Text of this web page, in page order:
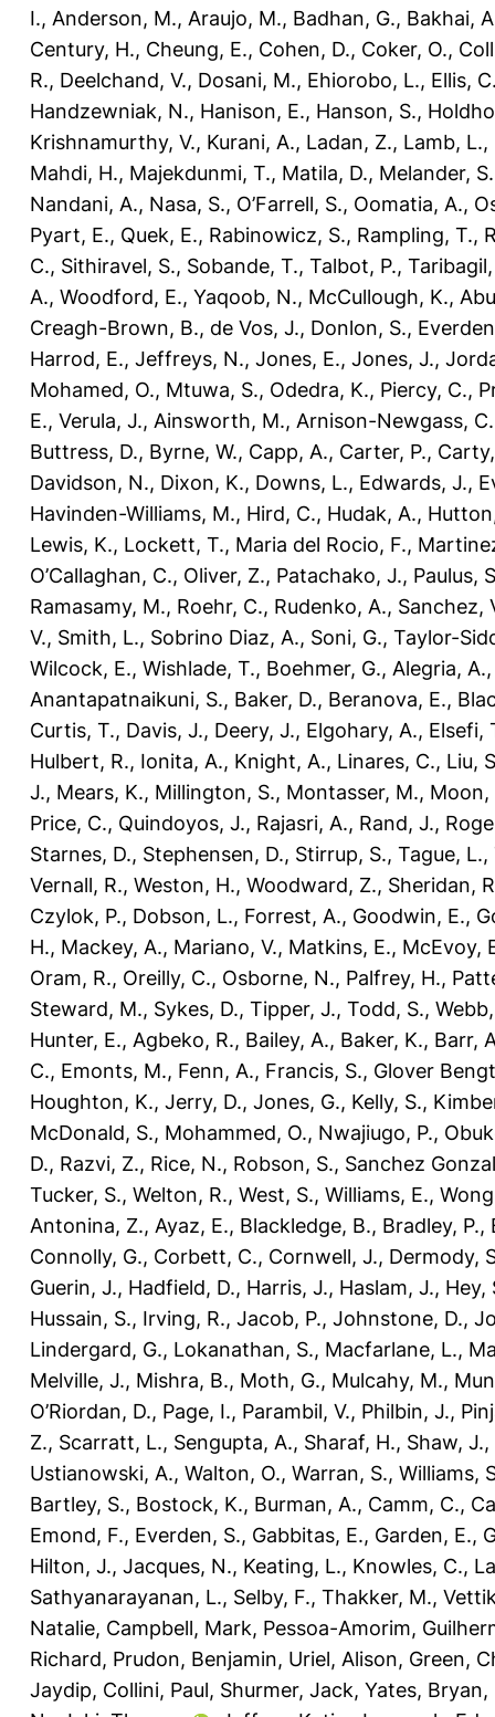
I., Anderson, M., Araujo, M., Badhan, G., Bakhai,
Century, H., Cheung, E., Cohen, D., Coker, O.,
R., Deelchand, V., Dosani, M., Ehiorobo, L., Ellis,
Handzewniak, N., Hanison, E., Hanson, S.,
Krishnamurthy, V., Kurani, A., Ladan, Z., Lamb, L.,
Mahdi, H., Majekdunmi, T., Matila, D., Melander, S.
Nandani, A., Nasa, S., O’Farrell, S., Oomatia, A.,
Pyart, E., Quek, E., Rabinowicz, S., Rampling, T.,
C., Sithiravel, S., Sobande, T., Talbot, P., Taribagil,
A., Woodford, E., Yaqoob, N., McCullough, K.,
Creagh-Brown, B., de Vos, J., Donlon, S.,
Harrod, E., Jeffreys, N., Jones, E., Jones, J.,
Mohamed, O., Mtuwa, S., Odedra, K., Piercy, C.,
E., Verula, J., Ainsworth, M., Arnison-Newgass, C.
Buttress, D., Byrne, W., Capp, A., Carter, P.,
Davidson, N., Dixon, K., Downs, L., Edwards, J.,
Havinden-Williams, M., Hird, C., Hudak, A.,
Lewis, K., Lockett, T., Maria del Rocio, F.,
O’Callaghan, C., Oliver, Z., Patachako, J., Paulus,
Ramasamy, M., Roehr, C., Rudenko, A., Sanchez,
V., Smith, L., Sobrino Diaz, A., Soni, G., Taylor-
Wilcock, E., Wishlade, T., Boehmer, G., Alegria, A.
Anantapatnaikuni, S., Baker, D., Beranova, E.,
Curtis, T., Davis, J., Deery, J., Elgohary, A., Elsefi,
Hulbert, R., Ionita, A., Knight, A., Linares, C., Liu,
J., Mears, K., Millington, S., Montasser, M., Moon,
Price, C., Quindoyos, J., Rajasri, A., Rand, J.,
Starnes, D., Stephensen, D., Stirrup, S., Tague, L.,
Vernall, R., Weston, H., Woodward, Z., Sheridan,
Czylok, P., Dobson, L., Forrest, A., Goodwin, E.,
H., Mackey, A., Mariano, V., Matkins, E., McEvoy,
Oram, R., Oreilly, C., Osborne, N., Palfrey, H.,
Steward, M., Sykes, D., Tipper, J., Todd, S.,
Hunter, E., Agbeko, R., Bailey, A., Baker, K., Barr,
C., Emonts, M., Fenn, A., Francis, S., Glover
Houghton, K., Jerry, D., Jones, G., Kelly, S.,
McDonald, S., Mohammed, O., Nwajiugo, P.,
D., Razvi, Z., Rice, N., Robson, S., Sanchez
Tucker, S., Welton, R., West, S., Williams, E.,
Antonina, Z., Ayaz, E., Blackledge, B., Bradley, P.,
Connolly, G., Corbett, C., Cornwell, J., Dermody,
Guerin, J., Hadfield, D., Harris, J., Haslam, J., Hey,
Hussain, S., Irving, R., Jacob, P., Johnstone, D.,
Lindergard, G., Lokanathan, S., Macfarlane, L.,
Melville, J., Mishra, B., Moth, G., Mulcahy, M.,
O’Riordan, D., Page, I., Parambil, V., Philbin, J.,
Z., Scarratt, L., Sengupta, A., Sharaf, H., Shaw, J.,
Ustianowski, A., Walton, O., Warran, S., Williams,
Bartley, S., Bostock, K., Burman, A., Camm, C.,
Emond, F., Everden, S., Gabbitas, E., Garden, E.,
Hilton, J., Jacques, N., Keating, L., Knowles, C.,
Sathyanarayanan, L., Selby, F., Thakker, M.,
Natalie, Campbell, Mark, Pessoa-Amorim,
Richard, Prudon, Benjamin, Uriel, Alison, Green,
Jaydip, Collini, Paul, Shurmer, Jack, Yates, Bryan,